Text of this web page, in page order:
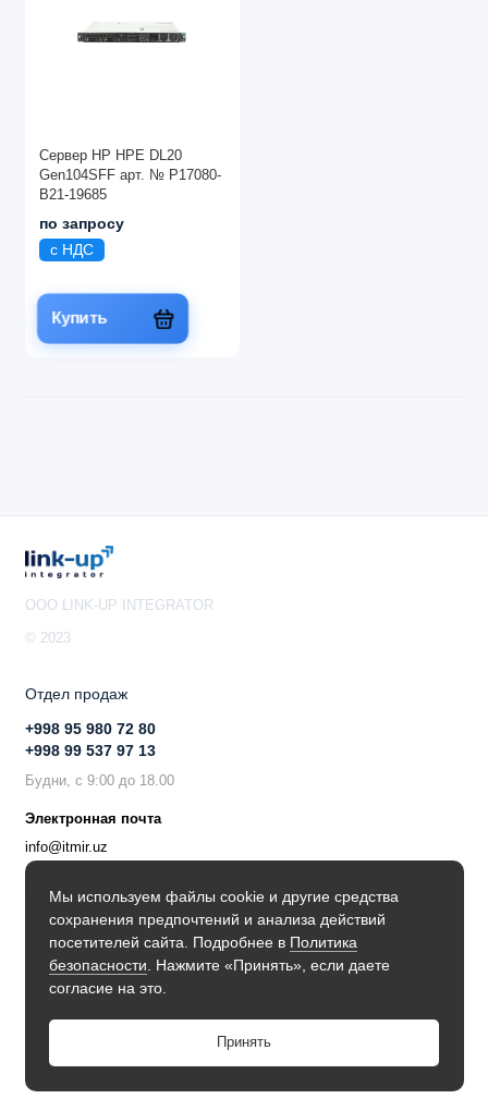
Сервер HP HPE DL20
Gen104SFF арт. № P17080-
B21-19685
по запросу
с НДС
Купить
Мы используем файлы cookie и другие средства
сохранения предпочтений и анализа действий
посетителей сайта. Подробнее в Политика
безопасности . Нажмите «Принять», если даете
согласие на это.
Принять
OOO LINK-UP INTEGRATOR
© 2023
Отдел продаж
+998 95 980 72 80
+998 99 537 97 13
Будни, с 9:00 до 18.00
Электронная почта
info@itmir.uz
Поддержка в мессенджере
Будьте в курсе наших новостей!